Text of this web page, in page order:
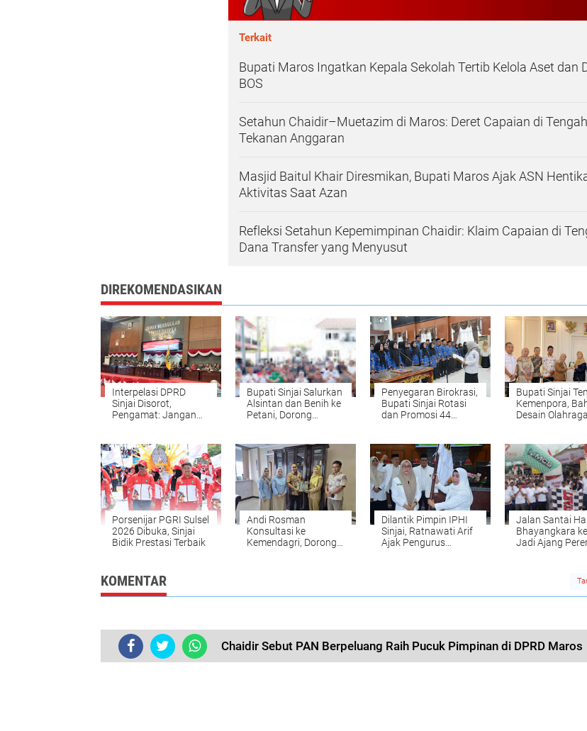
Terkait
Bupati Maros Ingatkan Kepala Sekolah Tertib Kelola Aset dan
BOS
Setahun Chaidir–Muetazim di Maros: Deret Capaian di Tengah
Tekanan Anggaran
Masjid Baitul Khair Diresmikan, Bupati Maros Ajak ASN
Aktivitas Saat Azan
Refleksi Setahun Kepemimpinan Chaidir: Klaim Capaian di
Dana Transfer yang Menyusut
DIREKOMENDASIKAN
Interpelasi DPRD
Sinjai Disorot,
Pengamat: Jangan
Teknis
Bupati Sinjai Salurkan
Alsintan dan Benih ke
Petani, Dorong
Penyegaran Birokrasi,
Bupati Sinjai Rotasi
dan Promosi 44
Bupati Sinjai
Kemenpora,
Desain Olahraga
Porsenijar PGRI Sulsel
2026 Dibuka, Sinjai
Bidik Prestasi Terbaik
Andi Rosman
Konsultasi ke
Kemendagri, Dorong
Dilantik Pimpin IPHI
Sinjai, Ratnawati Arif
Ajak Pengurus
Jalan Santai
Bhayangkara
Jadi Ajang
KOMENTAR
Chaidir Sebut PAN Berpeluang Raih Pucuk Pimpinan di DPRD Maros